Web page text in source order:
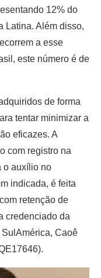
12% do
Latina. Além disso,
a esse
este número é de
de forma
tentar minimizar a
eficazes. A
com registro na
o auxílio no
indicada, é feita
retenção de
credenciado da
Caoê